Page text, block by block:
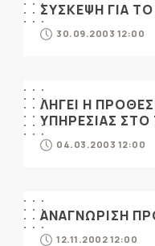
ΣΥΣΚΕΨΗ ΓΙΑ
30.09.2003 12:00
ΛΗΓΕΙ Η
ΥΠΗΡΕΣΙΑΣ
04.03.2003 12:00
ΑΝΑΓΝΩΡΙΣΗ
12.11.2002 12:00